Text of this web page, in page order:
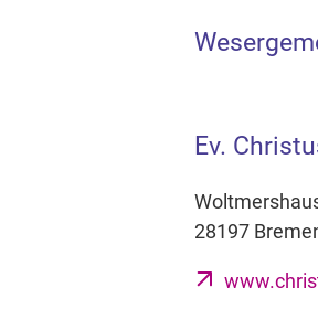
Ev.
28197